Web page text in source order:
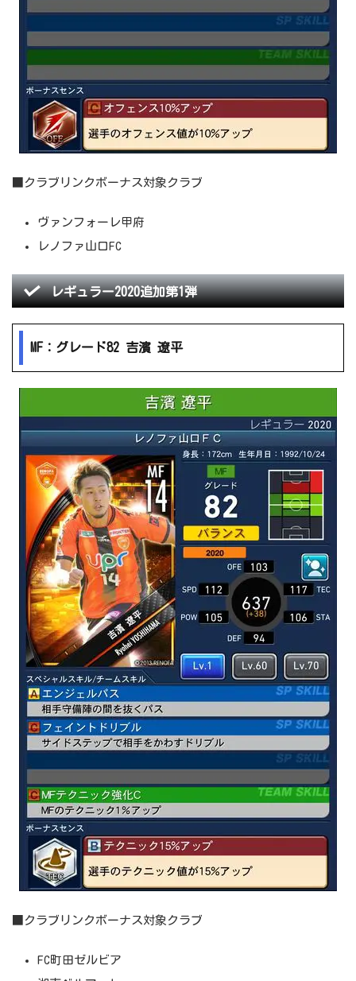
■クラブリンクボーナス対象クラブ
ヴァンフォーレ甲府
レノファ山口FC
レギュラー2020追加第1弾
MF：グレード82 吉濱 遼平
■クラブリンクボーナス対象クラブ
FC町田ゼルビア